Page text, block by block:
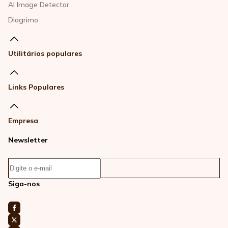
AI Image Detector
Diagrimo
Utilitários populares
Links Populares
Empresa
Newsletter
Siga-nos